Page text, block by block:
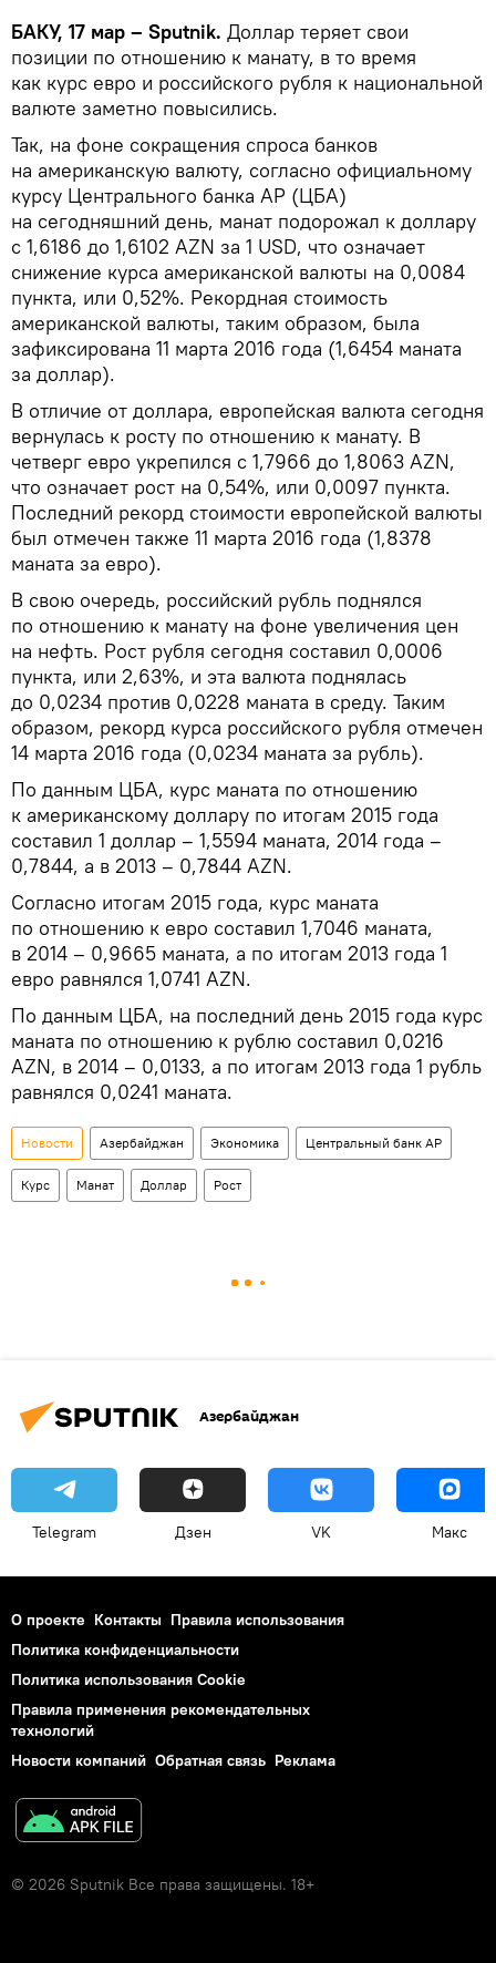
БАКУ, 17 мар – Sputnik. Доллар теряет свои
позиции по отношению к манату, в то время
как курс евро и российского рубля к национальной
валюте заметно повысились.
Так, на фоне сокращения спроса банков
на американскую валюту, согласно официальному
курсу Центрального банка АР (ЦБА)
на сегодняшний день, манат подорожал к доллару
с 1,6186 до 1,6102 AZN за 1 USD, что означает
снижение курса американской валюты на 0,0084
пункта, или 0,52%. Рекордная стоимость
американской валюты, таким образом, была
зафиксирована 11 марта 2016 года (1,6454 маната
за доллар).
В отличие от доллара, европейская валюта сегодня
вернулась к росту по отношению к манату. В
четверг евро укрепился с 1,7966 до 1,8063 AZN,
что означает рост на 0,54%, или 0,0097 пункта.
Последний рекорд стоимости европейской валюты
был отмечен также 11 марта 2016 года (1,8378
маната за евро).
В свою очередь, российский рубль поднялся
по отношению к манату на фоне увеличения цен
на нефть. Рост рубля сегодня составил 0,0006
пункта, или 2,63%, и эта валюта поднялась
до 0,0234 против 0,0228 маната в среду. Таким
образом, рекорд курса российского рубля отмечен
14 марта 2016 года (0,0234 маната за рубль).
По данным ЦБА, курс маната по отношению
к американскому доллару по итогам 2015 года
составил 1 доллар – 1,5594 маната, 2014 года –
0,7844, а в 2013 – 0,7844 AZN.
Согласно итогам 2015 года, курс маната
по отношению к евро составил 1,7046 маната,
в 2014 – 0,9665 маната, а по итогам 2013 года 1
евро равнялся 1,0741 AZN.
По данным ЦБА, на последний день 2015 года курс
маната по отношению к рублю составил 0,0216
AZN, в 2014 – 0,0133, а по итогам 2013 года 1 рубль
равнялся 0,0241 маната.
Новости Азербайджан Экономика Центральный банк АР
Курс Манат Доллар Рост
Азербайджан
Telegram Дзен VK Макс
О проекте Контакты Правила использования
Политика конфиденциальности
Политика использования Cookie
Правила применения рекомендательных
технологий
Новости компаний Обратная связь Реклама
© 2026 Sputnik Все права защищены. 18+